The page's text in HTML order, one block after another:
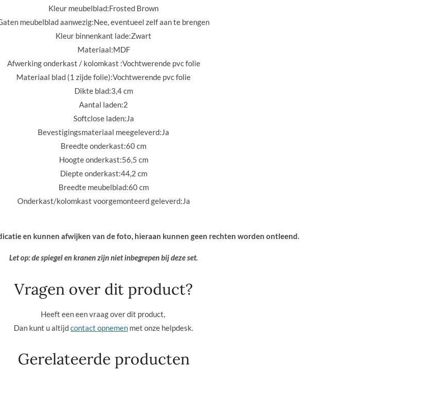
Kleur meubelblad:Frosted Brown
meubelblad aanwezig:Nee, eventueel zelf aan te brengen
Kleur binnenkant lade:Zwart
Materiaal:MDF
Afwerking onderkast / kolomkast :Vochtwerende pvc folie
Materiaal blad (1 zijde folie):Vochtwerende pvc folie
Dikte blad:3,4 cm
Aantal laden:2
Softclose laden:Ja
Bevestigingsmateriaal meegeleverd:Ja
Breedte onderkast:60 cm
Hoogte onderkast:56,5 cm
Diepte onderkast:44,2 cm
Breedte meubelblad:60 cm
Onderkast/kolomkast voorgemonteerd geleverd:Ja
en kunnen afwijken van de foto, hieraan kunnen geen rechten worden ontleend.
Let op: de spiegel en kranen zijn niet inbegrepen bij deze set.
Vragen over dit product?
Heeft een een vraag over dit product,
Dan kunt u altijdcontact opnemen met onze helpdesk.
Gerelateerde producten